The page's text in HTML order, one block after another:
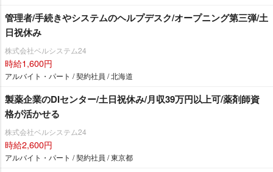
管理者/手続きやシステムのヘルプデスク/オープニング第三弾/土
日祝休み
株式会社ベルシステム24
時給1,600円
アルバイト・パート / 契約社員 / 北海道
製薬企業のDIセンター/土日祝休み/月収39万円以上可/薬剤師資
格が活かせる
株式会社ベルシステム24
時給2,600円
アルバイト・パート / 契約社員 / 東京都